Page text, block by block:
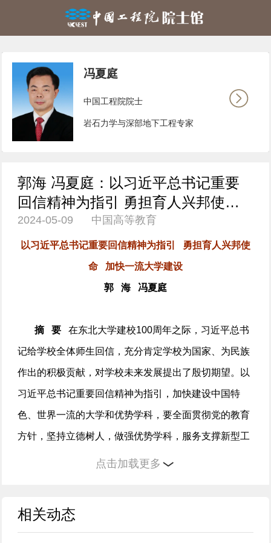
冯夏庭
中国工程院院士
岩石力学与深部地下工程专家
郭海 冯夏庭：以习近平总书记重要
回信精神为指引 勇担育人兴邦使命
加快一流大学建设
2024-05-09 中国高等教育
以习近平总书记重要回信精神为指引 勇担育人兴邦使
命 加快一流大学建设
郭 海 冯夏庭
摘 要 在东北大学建校100周年之际，习近平总书
记给学校全体师生回信，充分肯定学校为国家、为民族
作出的积极贡献，对学校未来发展提出了殷切期望。以
习近平总书记重要回信精神为指引，加快建设中国特
色、世界一流的大学和优势学科，要全面贯彻党的教育
方针，坚持立德树人，做强优势学科，服务支撑新型工
业化发展战略，不断推出高水平科研成果，助力高水平
关键词一流大学；优势学科；拔尖创新人才培
点击加载更多
相关动态